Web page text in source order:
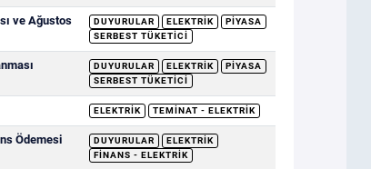
ve Ağustos
DUYURULAR ELEKTRIK
PIYASA
SERBEST TÜKETICI
DUYURULAR ELEKTRIK
PIYASA
SERBEST TÜKETICI
ELEKTRIK TEMINAT - ELEKTRIK
Ödemesi
DUYURULAR
ELEKTRIK
FINANS - ELEKTRIK